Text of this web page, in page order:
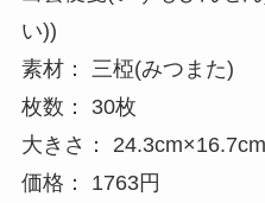
い))
素材： 三椏(みつまた)
枚数： 30枚
大きさ： 24.3cm×16.7cm
価格： 1763円